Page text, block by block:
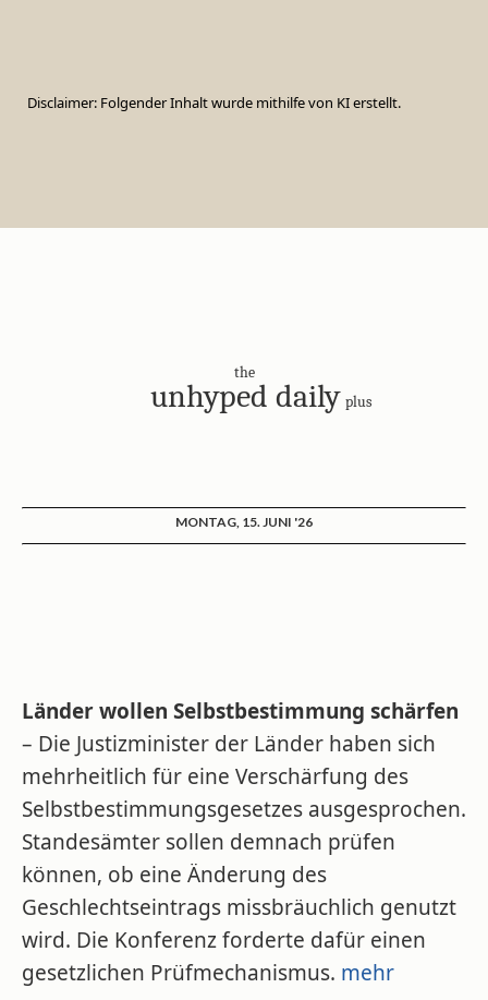
Disclaimer: Folgender Inhalt wurde mithilfe von KI erstellt.
the
unhyped daily plus
MONTAG, 15. JUNI '26
Länder wollen Selbstbestimmung schärfen
– Die Justizminister der Länder haben sich
mehrheitlich für eine Verschärfung des
Selbstbestimmungsgesetzes ausgesprochen.
Standesämter sollen demnach prüfen
können, ob eine Änderung des
Geschlechtseintrags missbräuchlich genutzt
wird. Die Konferenz forderte dafür einen
gesetzlichen Prüfmechanismus. mehr